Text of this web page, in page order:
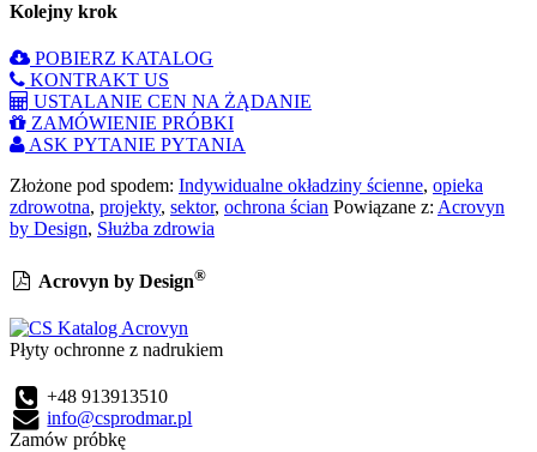
Kolejny krok
POBIERZ KATALOG
KONTRAKT US
USTALANIE CEN NA ŻĄDANIE
ZAMÓWIENIE PRÓBKI
ASK PYTANIE PYTANIA
Złożone pod spodem: Indywidualne okładziny ścienne, opieka
zdrowotna, projekty, sektor, ochrona ścian Powiązane z: Acrovyn
by Design, Służba zdrowia
Acrovyn by Design®
Płyty ochronne z nadrukiem
+48 913913510
info@csprodmar.pl
Zamów próbkę